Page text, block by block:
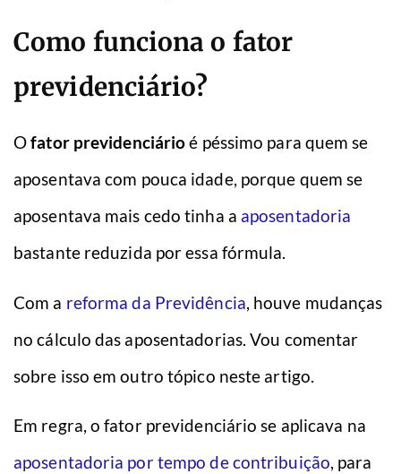
Como funciona o fator
previdenciário?
Ofator previdenciárioé péssimo para quem se
aposentava com pouca idade, porque quem se
aposentava mais cedo tinha a aposentadoria
bastante reduzida por essa fórmula.
Com a reforma da Previdência, houve mudanças
no cálculo das aposentadorias. Vou comentar
sobre isso em outro tópico neste artigo.
Em regra, o fator previdenciário se aplicava na
aposentadoria por tempo de contribuição, para